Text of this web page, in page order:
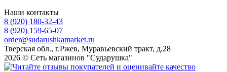
Наши контакты
8 (920) 180-32-43
8 (920) 159-65-07
order@sudarushkamarket.ru
Тверская обл., г.Ржев, Муравьевский тракт, д.28
2026 © Сеть магазинов "Сударушка"